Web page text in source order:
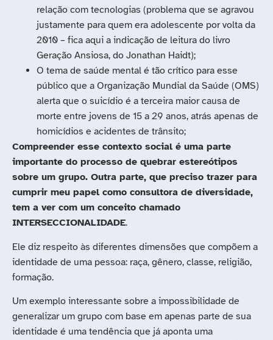
relação com tecnologias (problema que se agravou
justamente para quem era adolescente por volta da
2010 – fica aqui a indicação de leitura do livro
Geração Ansiosa, do Jonathan Haidt);
O tema de saúde mental é tão crítico para esse
público que a Organização Mundial da Saúde (OMS)
alerta que o suicídio é a terceira maior causa de
morte entre jovens de 15 a 29 anos, atrás apenas de
homicídios e acidentes de trânsito;
Compreender esse contexto social é uma parte
importante do processo de quebrar estereótipos
sobre um grupo. Outra parte, que preciso trazer para
cumprir meu papel como consultora de diversidade,
tem a ver com um conceito chamado
INTERSECCIONALIDADE.
Ele diz respeito às diferentes dimensões que compõem a
identidade de uma pessoa: raça, gênero, classe, religião,
formação.
Um exemplo interessante sobre a impossibilidade de
generalizar um grupo com base em apenas parte de sua
identidade é uma tendência que já aponta uma